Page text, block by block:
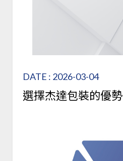
DATE : 2026-03-04
選擇杰達包裝的優勢